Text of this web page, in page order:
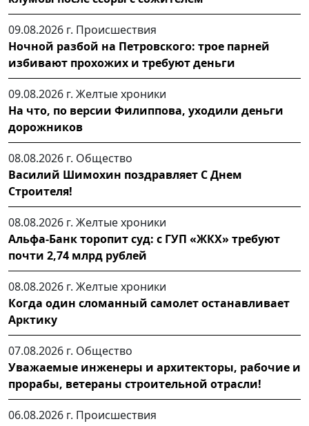
09.08.2026 г. Происшествия
Ночной разбой на Петровского: трое парней
избивают прохожих и требуют деньги
09.08.2026 г. Желтые хроники
На что, по версии Филиппова, уходили деньги
дорожников
08.08.2026 г. Общество
Василий Шимохин поздравляет С Днем
Строителя!
08.08.2026 г. Желтые хроники
Альфа-Банк торопит суд: с ГУП «ЖКХ» требуют
почти 2,74 млрд рублей
08.08.2026 г. Желтые хроники
Когда один сломанный самолет останавливает
Арктику
07.08.2026 г. Общество
Уважаемые инженеры и архитекторы, рабочие и
прорабы, ветераны строительной отрасли!
06.08.2026 г. Происшествия